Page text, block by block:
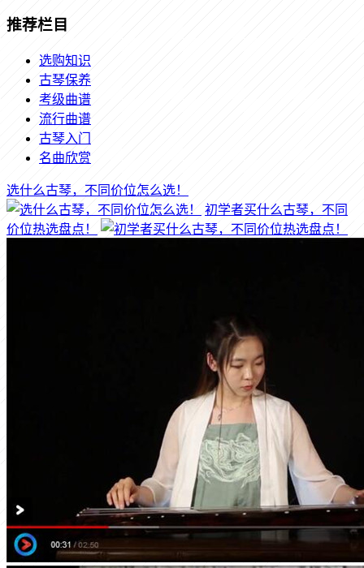
推荐栏目
选购知识
古琴保养
考级曲谱
流行曲谱
古琴入门
名曲欣赏
选什么古琴，不同价位怎么选！
初学者买什么古琴，不同
价位热选盘点！